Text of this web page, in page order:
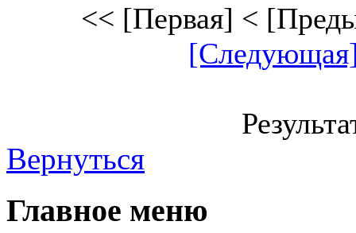
<< [Первая] <
Вернуться
Главное меню